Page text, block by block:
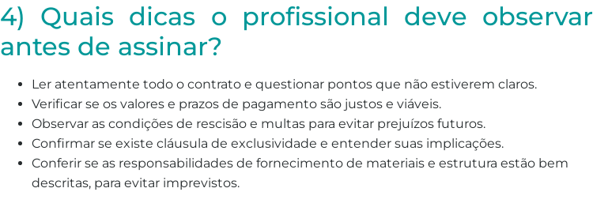
4) Quais dicas o profissional deve observar
antes de assinar?
Ler atentamente todo o contrato e questionar pontos que não estiverem claros.
Verificar se os valores e prazos de pagamento são justos e viáveis.
Observar as condições de rescisão e multas para evitar prejuízos futuros.
Confirmar se existe cláusula de exclusividade e entender suas implicações.
Conferir se as responsabilidades de fornecimento de materiais e estrutura estão bem
descritas, para evitar imprevistos.